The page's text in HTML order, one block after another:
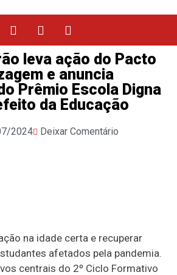
leva ação do Pacto
e anuncia
Prêmio Escola Digna
da Educação
2024 Deixar Comentário
na idade certa e recuperar
afetados pela pandemia.
centrais do 2º Ciclo Formativo